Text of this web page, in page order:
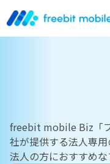
freebit mobile Biz「
社が提供する法人専用
法人の方におすすめな